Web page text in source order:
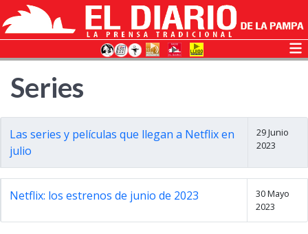
Series
Las series y películas que llegan a Netflix en
julio
29 Junio
2023
Netflix: los estrenos de junio de 2023
30 Mayo
2023